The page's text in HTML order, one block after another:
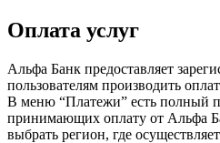
Оплата услуг
Альфа Банк предоставляет
пользователям производить
В меню “Платежи” есть полный
принимающих оплату от Альфа
выбрать регион, где